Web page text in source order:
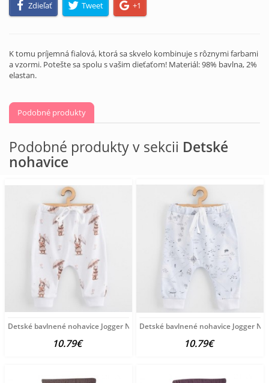
Zdieľať Tweet +1
K tomu príjemná fialová, ktorá sa skvelo kombinuje s rôznymi farbami
a vzormi. Potešte sa spolu s vašim dieťaťom! Materiál: 98% bavlna, 2%
elastan.
Podobné produkty
Podobné produkty v sekcii Detské
nohavice
Detské bavlnené nohavice Jogger New Baby For Babies bunny hnedá
10.79€
Detské bavlnené nohavice Jogger
10.79€